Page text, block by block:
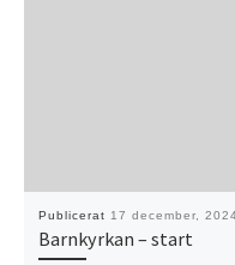
Publicerat 17 december,
Barnkyrkan – start